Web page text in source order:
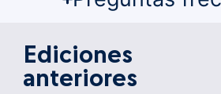
Ediciones
anteriores